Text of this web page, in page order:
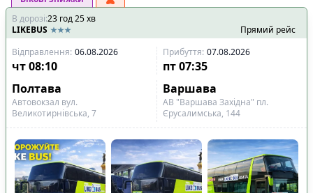
В дорозі:23 год25хв
LIKEBUS
Прямий рейс
Відправлення: 06.08.2026 Прибуття: 07.08.2026
чт08:10 пт 07:35
Полтава
Варшава
Автовокзал вул.
Великотирнівська, 7
АВ "Варшава Західна" пл.
Єрусалимська, 144